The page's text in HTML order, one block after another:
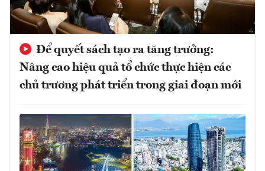
Để quyết sách tạo ra tăng trưởng:
Nâng cao hiệu quả tổ chức thực hiện các
chủ trương phát triển trong giai đoạn mới